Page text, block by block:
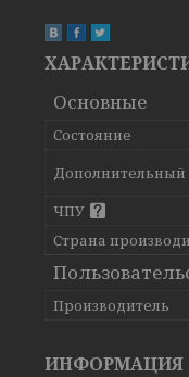
Основные
Состояние
Дополнительный
ЧПУ
Страна
Производитель
ИНФОРМАЦИЯ